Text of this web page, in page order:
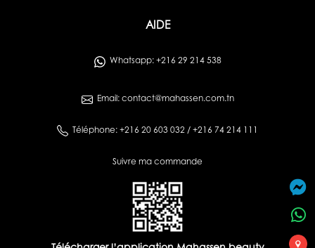
AIDE
Whatsapp: +216 29 214 538
Email: contact@mahassen.com.tn
Téléphone: +216 20 603 032 / +216 74 214 111
Suivre ma commande